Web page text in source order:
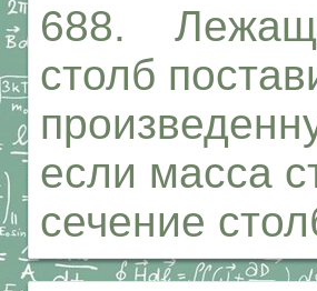
688.
столб
если масса
сечение